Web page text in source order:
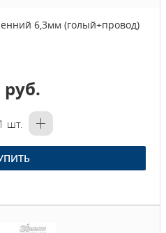
6,3мм (голый+провод)
руб.
шт.